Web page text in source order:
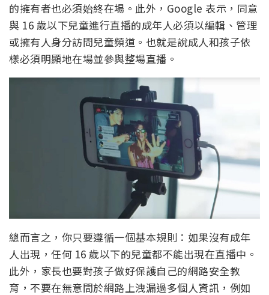
的擁有者也必須始終在場。此外，Google 表示，同意
與 16 歲以下兒童進行直播的成年人必須以編輯、管理
或擁有人身分訪問兒童頻道。也就是說成人和孩子依
樣必須明顯地在場並參與整場直播。
總而言之，你只要遵循一個基本規則：如果沒有成年
人出現，任何 16 歲以下的兒童都不能出現在直播中。
此外，家長也要對孩子做好保護自己的網路安全教
育，不要在無意間於網路上洩漏過多個人資訊，例如